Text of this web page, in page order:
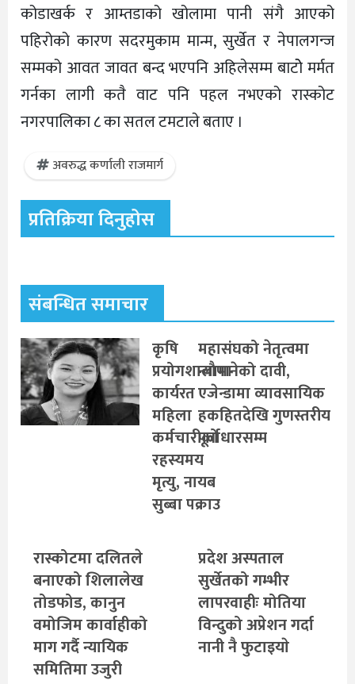
कोडाखर्क र आम्तडाको खोलामा पानी संगै आएको
पहिरोको कारण सदरमुकाम मान्म, सुर्खेत र नेपालगन्ज
सम्मको आवत जावत बन्द भएपनि अहिलेसम्म बाटोे मर्मत
गर्नका लागी कतै वाट पनि पहल नभएको रास्कोट
नगरपालिका ८ का सतल टमटाले बताए ।
अवरुद्ध कर्णाली राजमार्ग
प्रतिक्रिया दिनुहोस
संबन्धित समाचार
कृषि
प्रयोगशालामा
कार्यरत
महिला
कर्मचारीको
रहस्यमय
मृत्यु, नायब
सुब्बा पक्राउ
महासंघको नेतृत्वमा
न्यौपानेको दावी,
एजेन्डामा व्यावसायिक
हकहितदेखि गुणस्तरीय
पूर्वाधारसम्म
रास्कोटमा दलितले
बनाएको शिलालेख
तोडफोड, कानुन
वमोजिम कार्वाहीको
माग गर्दै न्यायिक
समितिमा उजुरी
प्रदेश अस्पताल
सुर्खेतको गम्भीर
लापरवाहीः मोतिया
विन्दुको अप्रेशन गर्दा
नानी नै फुटाइयाे